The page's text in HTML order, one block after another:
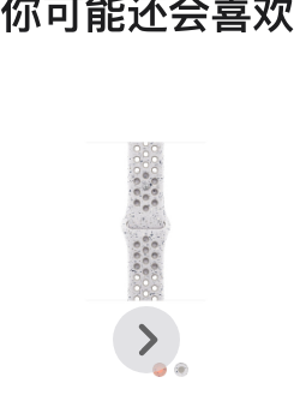
你可能还会喜欢
上
一
个
下
一
个